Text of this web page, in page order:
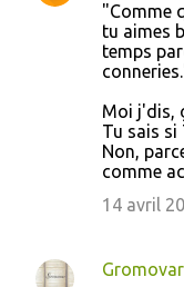
"Comme
tu aimes
temps
Moi j'dis,
Tu sais si
Non,
comme
14 avril
Gromovar